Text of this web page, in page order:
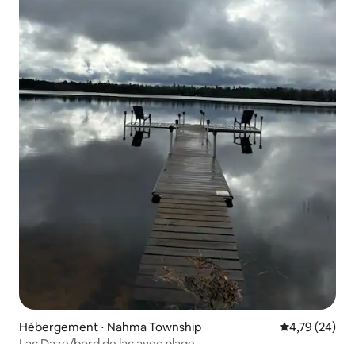
Hébergement ⋅ Nahma Township Évaluation
4,79 (24)